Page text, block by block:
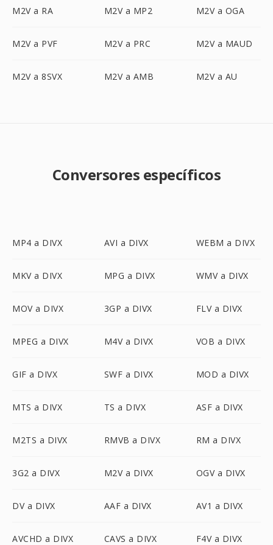
M2V a RA M2V a MP2 M2V a OGA
M2V a PVF M2V a PRC M2V a MAUD
M2V a 8SVX M2V a AMB M2V a AU
Conversores específicos
MP4 a DIVX AVI a DIVX WEBM a DIVX
MKV a DIVX MPG a DIVX WMV a DIVX
MOV a DIVX 3GP a DIVX FLV a DIVX
MPEG a DIVX M4V a DIVX VOB a DIVX
GIF a DIVX SWF a DIVX MOD a DIVX
MTS a DIVX TS a DIVX ASF a DIVX
M2TS a DIVX RMVB a DIVX RM a DIVX
3G2 a DIVX M2V a DIVX OGV a DIVX
DV a DIVX AAF a DIVX AV1 a DIVX
AVCHD a DIVX CAVS a DIVX F4V a DIVX